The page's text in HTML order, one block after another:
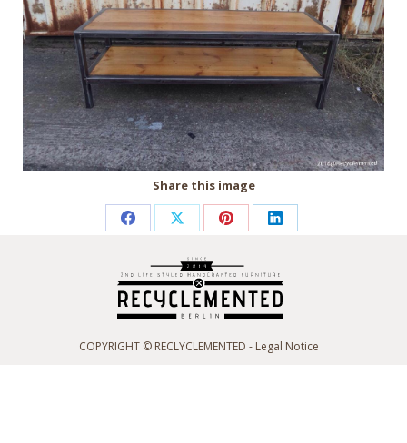
Share this image
Partager
Facebook
Partager
sur
X
Partager
Pinterest
Partager
LinkedIn
COPYRIGHT © RECLYCLEMENTED - Legal Notice